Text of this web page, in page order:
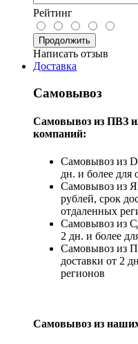
Рейтинг
Продолжить
Написать отзыв
Доставка
Самовывоз
Самовывоз из ПВЗ
компаний:
Самовывоз из
дн. и более для
Самовывоз из
рублей, срок
отдаленных
Самовывоз из
2 дн. и более
Самовывоз из
доставки от 2
регионов
Самовывоз из